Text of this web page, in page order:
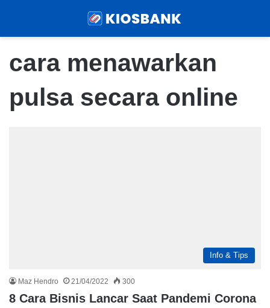
cara menawarkan
pulsa secara online
Info & Tips
Maz Hendro 21/04/2022 300
8 Cara Bisnis Lancar Saat Pandemi Corona